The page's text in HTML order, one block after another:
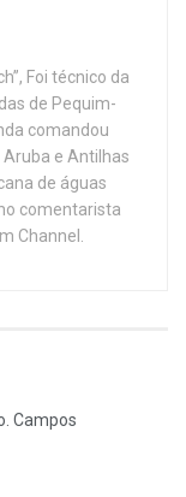
Foi técnico da
de Pequim-
comandou
e Antilhas
de águas
comentarista
Channel.
Campos